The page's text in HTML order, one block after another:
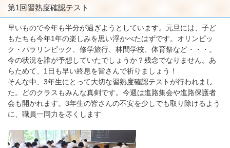
第1回習熟度確認テスト
早いもので今年も半分が過ぎようとしています。元旦には、子ど
もたちも今年1年の楽しみを思い浮かべたはずです。オリンピッ
ク・パラリンピック、修学旅行、林間学校、体育祭など・・・。
今の状況を誰が予想していたでしょうか？残念でなりません。あ
らためて、1日も早い終息を皆さんで祈りましょう！
そんな中、3年生にとって大切な習熟度確認テストが行われまし
た。どのクラスもみんな真剣です。今週は進路集会や進路保護者
会も開かれます。3年生の皆さんの不安を少しでも取り除けるよう
に、職員一同力を尽くします